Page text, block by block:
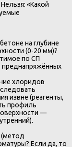
«Какой
на глубине
(0-20 мм)?
по СП
преднапряжённых
хлоридов
извне (реагенты,
профиль
—
(метод
Если да, то